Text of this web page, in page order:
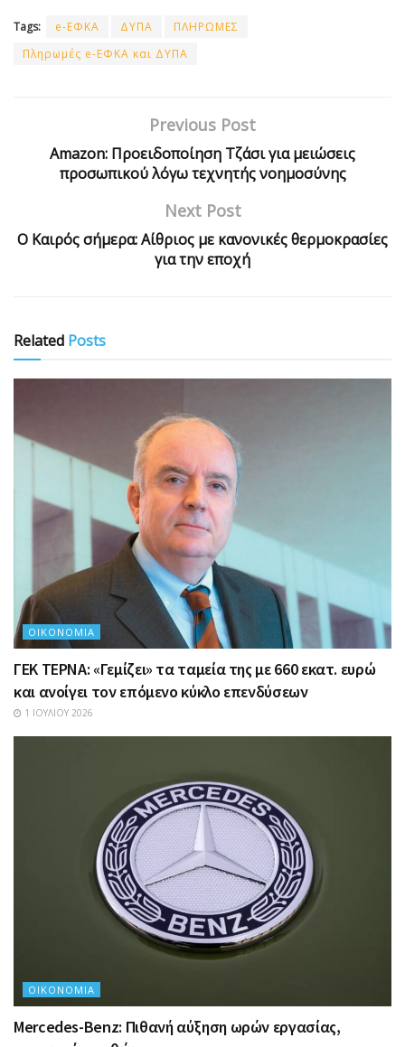
Tags: e-ΕΦΚΑ ΔΥΠΑ
ΠΛΗΡΩΜΕΣ
Πληρωμές e-ΕΦΚΑ και ΔΥΠΑ
Previous Post
Amazon: Προειδοποίηση Τζάσι για μειώσεις
προσωπικού λόγω τεχνητής νοημοσύνης
Next Post
Ο Καιρός σήμερα: Αίθριος με κανονικές θερμοκρασίες
για την εποχή
Related Posts
ΟΙΚΟΝΟΜΊΑ
ΓΕΚ ΤΕΡΝΑ: «Γεμίζει» τα ταμεία της με 660 εκατ. ευρώ
και ανοίγει τον επόμενο κύκλο επενδύσεων
1 ΙΟΥΛΊΟΥ 2026
ΟΙΚΟΝΟΜΊΑ
Mercedes-Benz: Πιθανή αύξηση ωρών εργασίας,